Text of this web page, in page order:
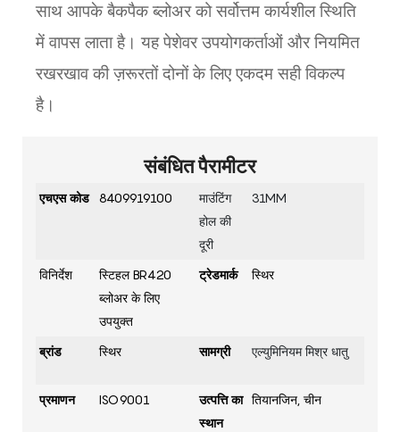
साथ आपके बैकपैक ब्लोअर को सर्वोत्तम कार्यशील स्थिति
में वापस लाता है। यह पेशेवर उपयोगकर्ताओं और नियमित
रखरखाव की ज़रूरतों दोनों के लिए एकदम सही विकल्प
है।
संबंधित पैरामीटर
एचएस कोड 8409919100
माउंटिंग
होल की
दूरी
31MM
विनिर्देश
स्टिहल BR420
ब्लोअर के लिए
उपयुक्त
ट्रेडमार्क स्थिर
ब्रांड स्थिर सामग्री एल्युमिनियम मिश्र धातु
प्रमाणन ISO9001
उत्पत्ति का
स्थान
तियानजिन, चीन